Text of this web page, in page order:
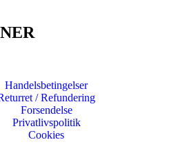
Handelsbetingelser
/ Refundering
Forsendelse
Privatlivspolitik
Cookies